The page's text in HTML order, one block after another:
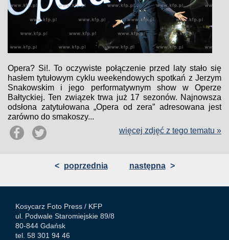
Opera? Si!. To oczywiste połączenie przed laty stało się
hasłem tytułowym cyklu weekendowych spotkań z Jerzym
Snakowskim i jego performatywnym show w Operze
Bałtyckiej. Ten związek trwa już 17 sezonów. Najnowsza
odsłona zatytułowana „Opera od zera” adresowana jest
zarówno do smakoszy...
więcej zdjęć z tego tematu »
< poprzednia następna >
Kosycarz Foto Press / KFP
ul. Podwale Staromiejskie 89/8
80-844 Gdańsk
tel. 58 301 94 46